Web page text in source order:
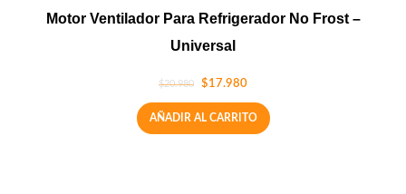
Motor Ventilador Para Refrigerador No Frost –
Universal
$20.980 $17.980
AÑADIR AL CARRITO